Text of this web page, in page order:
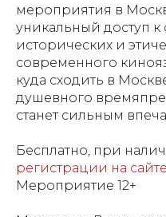
мероприятия в
уникальный доступ
исторических и
современного
куда сходить в
душевного
станет сильным
Бесплатно, при
регистрации на
Мероприятие 12+